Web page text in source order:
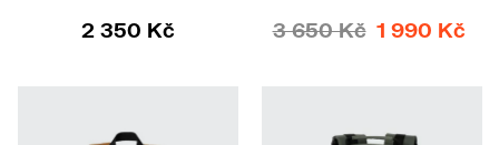
2 350 Kč 3 650 Kč 1 990 Kč